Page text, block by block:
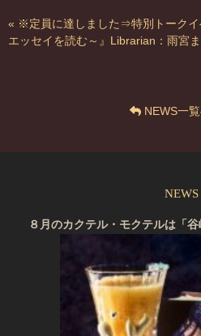
« ※定員に達しました⇒特別トークイ
エッセイを読む～』Librarian：雨宮
NEWS一覧
NEWS
８月のカクテル・モクテルは「